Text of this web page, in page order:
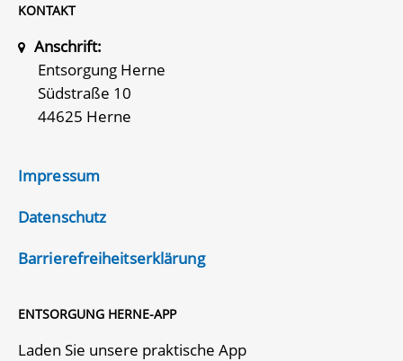
KONTAKT
Anschrift:
Entsorgung Herne
Südstraße 10
44625 Herne
Impressum
Datenschutz
Barrierefreiheitserklärung
ENTSORGUNG HERNE-APP
Laden Sie unsere praktische App